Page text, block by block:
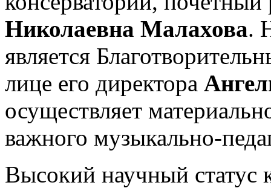
Николаевна Малахова.
является
лице его директора
осуществляет
важного музыкально-
Высокий научный статус